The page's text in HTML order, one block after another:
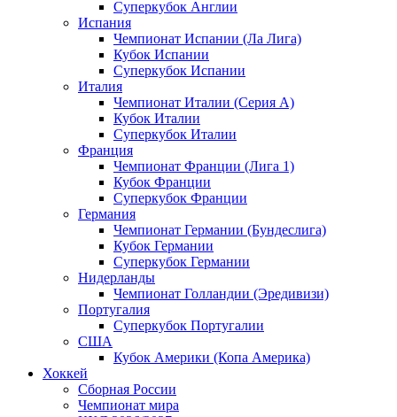
Суперкубок Англии
Испания
Чемпионат Испании (Ла Лига)
Кубок Испании
Суперкубок Испании
Италия
Чемпионат Италии (Серия А)
Кубок Италии
Суперкубок Италии
Франция
Чемпионат Франции (Лига 1)
Кубок Франции
Суперкубок Франции
Германия
Чемпионат Германии (Бундеслига)
Кубок Германии
Суперкубок Германии
Нидерланды
Чемпионат Голландии (Эредивизи)
Португалия
Суперкубок Португалии
США
Кубок Америки (Копа Америка)
Хоккей
Сборная России
Чемпионат мира